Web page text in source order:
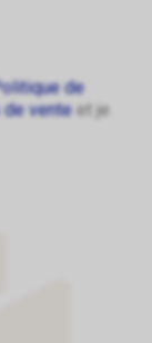
de
venteet je